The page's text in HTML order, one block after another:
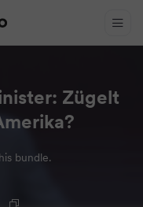
Zügelt
bundle.